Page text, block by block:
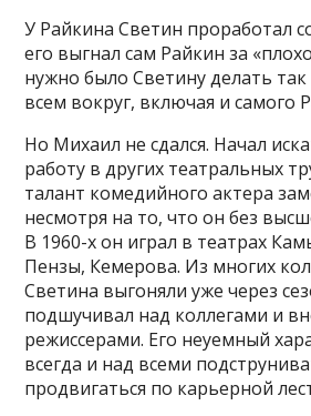
У Райкина Светин проработал
его выгнал сам Райкин за
нужно было Светину делать
всем вокруг, включая и самого
Но Михаил не сдался. Начал
работу в других театральных
талант комедийного актера
несмотря на то, что он без
В 1960-х он играл в театрах
Пензы​, Кемерова​. Из многих
Светина выгоняли уже через
подшучивал над коллегами и
режиссерами. Его неуемный
всегда и над всеми
продвигаться по карьерной